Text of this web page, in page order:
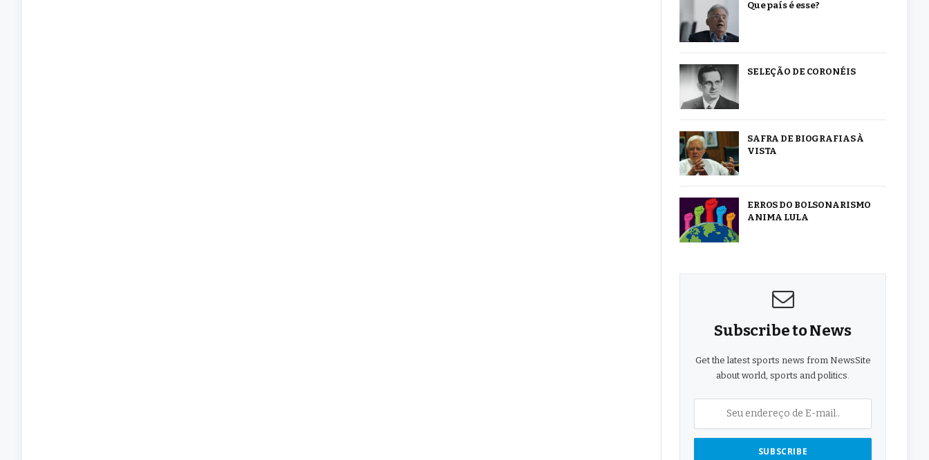
Que país é esse?
SELEÇÃO DE CORONÉIS
SAFRA DE BIOGRAFIAS À
VISTA
ERROS DO BOLSONARISMO
ANIMA LULA
Subscribe to News
Get the latest sports news from NewsSite
about world, sports and politics.